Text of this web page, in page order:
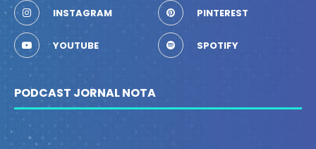
INSTAGRAM PINTEREST
YOUTUBE SPOTIFY
PODCAST JORNAL NOTA